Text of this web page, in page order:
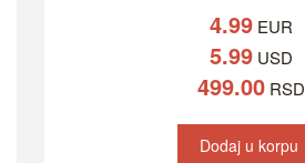
4.99 EUR
5.99 USD
499.00 RSD
Dodaj u korpu